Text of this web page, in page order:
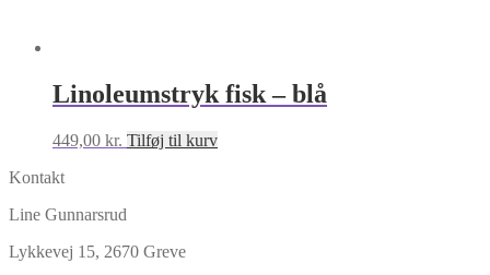
Linoleumstryk fisk – blå
449,00 kr. Tilføj til kurv
Kontakt
Line Gunnarsrud
Lykkevej 15, 2670 Greve